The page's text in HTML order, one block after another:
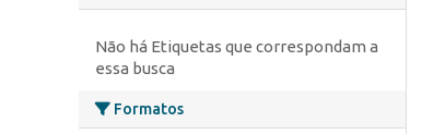
Não há Etiquetas que correspondam a
essa busca
Formatos